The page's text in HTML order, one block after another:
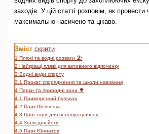
заходів. У цій статті розповім, як провести
максимально насичено та цікаво.
Зміст скрити
1 Пляжі та водні розваги 🏖️
2 Найкращі пляжі для активного відпочинку
3 Водні види спорту
3.1 Прокат спорядження та школи навчання
4 Парки та природні зони 🌳
4.1 Приморський бульвар
4.2 Парк Шевченка
4.3 Простори для велопрогулянок
4.4 Зони для йоги
4.5 Парк Юннатов